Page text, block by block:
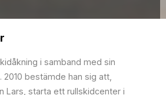
i samband med sin
bestämde han sig att,
Lars, starta ett rullskidcenter i